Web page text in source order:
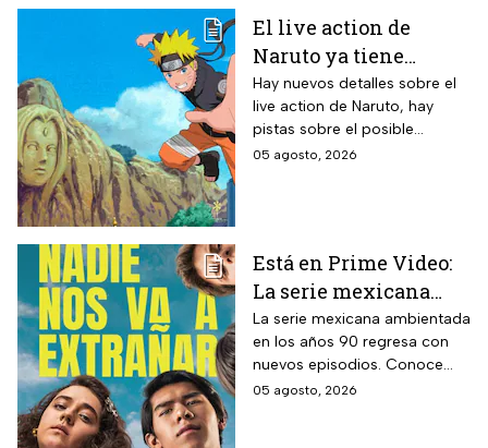
El live action de
Naruto ya tiene
director y así avanza
el casting de la
película
Hay nuevos detalles sobre el
live action de Naruto, hay
pistas sobre el posible
enfoque de la historia y
05 agosto, 2026
Está en Prime Video:
La serie mexicana
noventera de la que
todos están hablando
y que se ve en un fin
de semana
La serie mexicana ambientada
en los años 90 regresa con
nuevos episodios. Conoce
cuándo se estrena, qué
05 agosto, 2026